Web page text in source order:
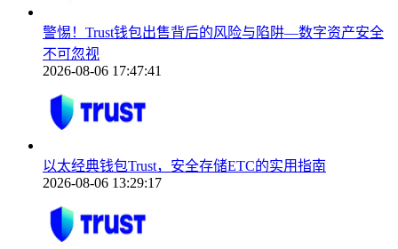
警惕！Trust钱包出售背后的风险与陷阱—数字资产安全
不可忽视
2026-08-06 17:47:41
以太经典钱包Trust，安全存储ETC的实用指南
2026-08-06 13:29:17